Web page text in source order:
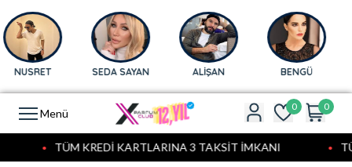
SEDA SAYAN ALİŞAN BENGÜ
Menü 0 0
TÜM KREDİ KARTLARINA 3 TAKSİT İMKANI